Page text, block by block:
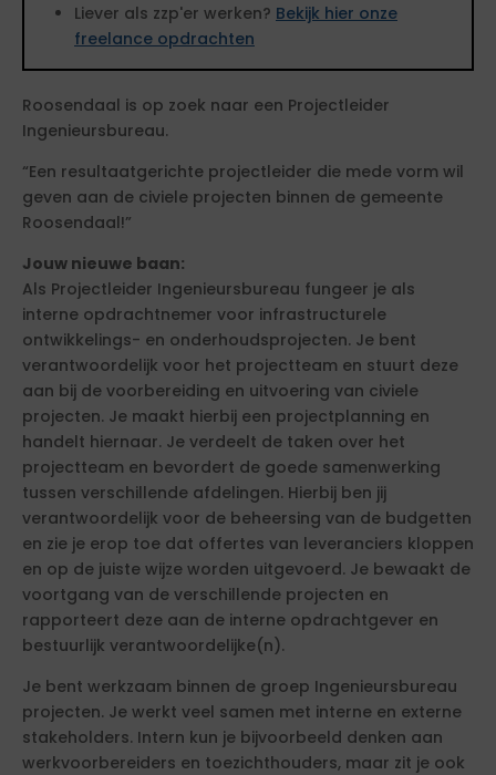
Liever als zzp'er werken? Bekijk hier onze
freelance opdrachten
Roosendaal is op zoek naar een Projectleider
Ingenieursbureau.
“Een resultaatgerichte projectleider die mede vorm wil
geven aan de civiele projecten binnen de gemeente
Roosendaal!”
Jouw nieuwe baan:
Als Projectleider Ingenieursbureau fungeer je als
interne opdrachtnemer voor infrastructurele
ontwikkelings- en onderhoudsprojecten. Je bent
verantwoordelijk voor het projectteam en stuurt deze
aan bij de voorbereiding en uitvoering van civiele
projecten. Je maakt hierbij een projectplanning en
handelt hiernaar. Je verdeelt de taken over het
projectteam en bevordert de goede samenwerking
tussen verschillende afdelingen. Hierbij ben jij
verantwoordelijk voor de beheersing van de budgetten
en zie je erop toe dat offertes van leveranciers kloppen
en op de juiste wijze worden uitgevoerd. Je bewaakt de
voortgang van de verschillende projecten en
rapporteert deze aan de interne opdrachtgever en
bestuurlijk verantwoordelijke(n).
Je bent werkzaam binnen de groep Ingenieursbureau
projecten. Je werkt veel samen met interne en externe
stakeholders. Intern kun je bijvoorbeeld denken aan
werkvoorbereiders en toezichthouders, maar zit je ook